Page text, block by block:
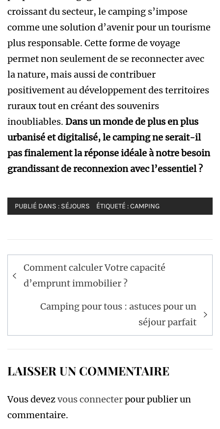
croissant du secteur, le camping s’impose
comme une solution d’avenir pour un tourisme
plus responsable. Cette forme de voyage
permet non seulement de se reconnecter avec
la nature, mais aussi de contribuer
positivement au développement des territoires
ruraux tout en créant des souvenirs
inoubliables. Dans un monde de plus en plus
urbanisé et digitalisé, le camping ne serait-il
pas finalement la réponse idéale à notre besoin
grandissant de reconnexion avec l’essentiel ?
PUBLIÉ DANS : SÉJOURS ÉTIQUETÉ :CAMPING
Navigation
de
l’article
Comment calculer Votre capacité
d’emprunt immobilier ?
Camping pour tous : astuces pour un
séjour parfait
LAISSER UN COMMENTAIRE
Vous devezvous connecterpour publier un
commentaire.